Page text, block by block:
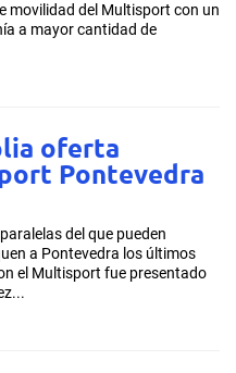
movilidad del Multisport con un
a mayor cantidad de
oferta
Pontevedra
del que pueden
a Pontevedra los últimos
el Multisport fue presentado